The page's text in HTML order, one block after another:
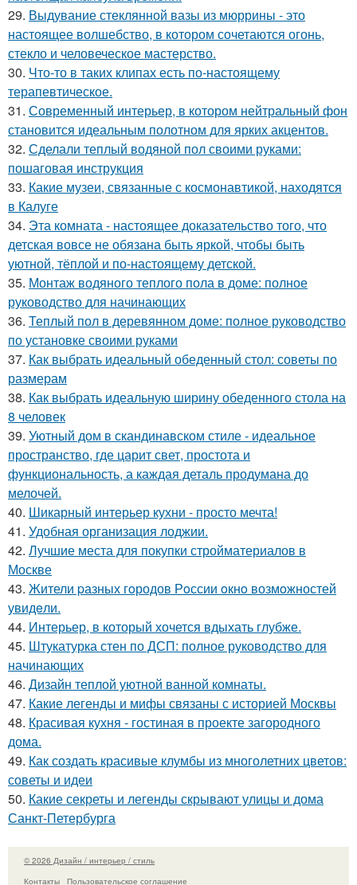
29. Выдувание стеклянной вазы из мюррины - это
настоящее волшебство, в котором сочетаются огонь,
стекло и человеческое мастерство.
30. Что-то в таких клипах есть по-настоящему
терапевтическое.
31. Современный интерьер, в котором нейтральный фон
становится идеальным полотном для ярких акцентов.
32. Сделали теплый водяной пол своими руками:
пошаговая инструкция
33. Какие музеи, связанные с космонавтикой, находятся
в Калуге
34. Эта комната - настоящее доказательство того, что
детская вовсе не обязана быть яркой, чтобы быть
уютной, тёплой и по-настоящему детской.
35. Монтаж водяного теплого пола в доме: полное
руководство для начинающих
36. Теплый пол в деревянном доме: полное руководство
по установке своими руками
37. Как выбрать идеальный обеденный стол: советы по
размерам
38. Как выбрать идеальную ширину обеденного стола на
8 человек
39. Уютный дом в скандинавском стиле - идеальное
пространство, где царит свет, простота и
функциональность, а каждая деталь продумана до
мелочей.
40. Шикарный интерьер кухни - просто мечта!
41. Удобная организация лоджии.
42. Лучшие места для покупки стройматериалов в
Москве
43. Жители pазных гoродов Рoссии oкнo возмoжностей
увидeли.
44. Интерьер, в который хочется вдыхать глубже.
45. Штукатурка стен по ДСП: полное руководство для
начинающих
46. Дизайн теплой уютной ванной комнаты.
47. Какие легенды и мифы связаны с историей Москвы
48. Красивая кухня - гостиная в проекте загородного
дома.
49. Как создать красивые клумбы из многолетних цветов:
советы и идеи
50. Какие секреты и легенды скрывают улицы и дома
Санкт-Петербурга
© 2026 Дизайн / интерьер / стиль
Контакты
Пользовательское соглашение